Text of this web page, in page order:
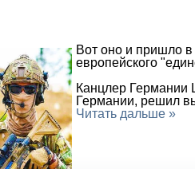
Вот оно и пришло
европейского
Канцлер Германии
Германии, решил
Читать дальше »